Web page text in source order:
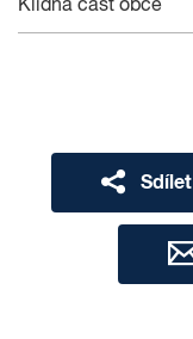
Klidná část obce
Sdílet